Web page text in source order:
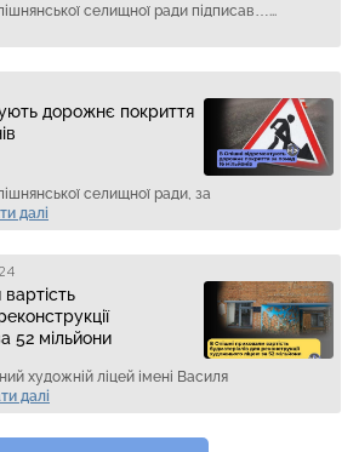
селищної ради підписав…...
дорожнє покриття
селищної ради, за
далі
52 мільйони
художній ліцей імені Василя
далі